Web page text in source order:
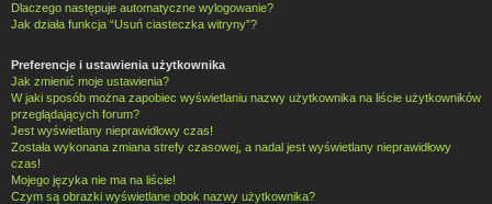
Dlaczego następuje automatyczne wylogowanie?
Jak działa funkcja “Usuń ciasteczka witryny”?
Preferencje i ustawienia użytkownika
Jak zmienić moje ustawienia?
W jaki sposób można zapobiec wyświetlaniu nazwy użytkownika na liście użytkowników
przeglądających forum?
Jest wyświetlany nieprawidłowy czas!
Została wykonana zmiana strefy czasowej, a nadal jest wyświetlany nieprawidłowy
czas!
Mojego języka nie ma na liście!
Czym są obrazki wyświetlane obok nazwy użytkownika?